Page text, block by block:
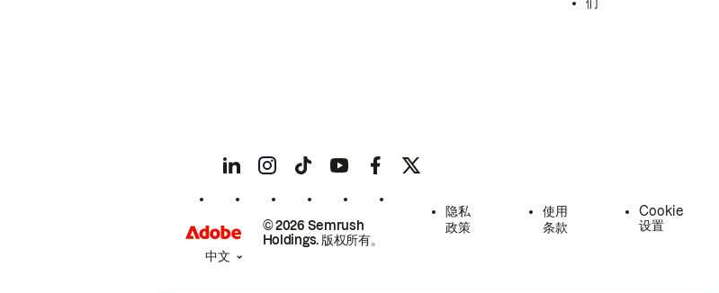
© 2026 Semrush
Holdings. 版权所有。
隐私
政策
使用
条款
Cookie
设置
中文